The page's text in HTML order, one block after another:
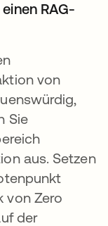
RAG-
von
Sie
aus. Setzen
von Zero
der